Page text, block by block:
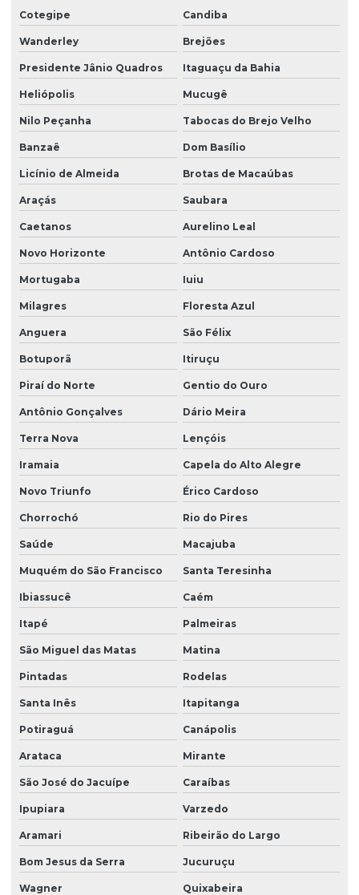
Supressão de vegetação
Cotegipe Candiba
Wanderley Brejões
Presidente Jânio Quadros Itaguaçu da Bahia
Heliópolis Mucugê
Nilo Peçanha Tabocas do Brejo Velho
Banzaê Dom Basílio
Licínio de Almeida Brotas de Macaúbas
Araçás Saubara
Caetanos Aurelino Leal
Novo Horizonte Antônio Cardoso
Mortugaba Iuiu
Milagres Floresta Azul
Anguera São Félix
Botuporã Itiruçu
Piraí do Norte Gentio do Ouro
Antônio Gonçalves Dário Meira
Terra Nova Lençóis
Iramaia Capela do Alto Alegre
Novo Triunfo Érico Cardoso
Chorrochó Rio do Pires
Saúde Macajuba
Muquém do São Francisco Santa Teresinha
Ibiassucê Caém
Itapé Palmeiras
São Miguel das Matas Matina
Pintadas Rodelas
Santa Inês Itapitanga
Potiraguá Canápolis
Arataca Mirante
São José do Jacuípe Caraíbas
Ipupiara Varzedo
Aramari Ribeirão do Largo
Bom Jesus da Serra Jucuruçu
Wagner Quixabeira